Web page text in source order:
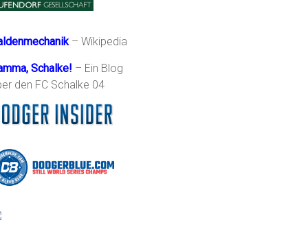
– Wikipedia
Schalke! – Ein Blog
den FC Schalke 04